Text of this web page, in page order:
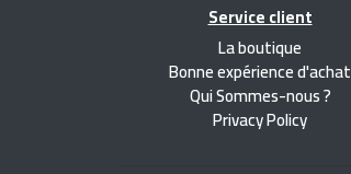
Service client
La boutique
Bonne expérience d'achat
Qui Sommes-nous ?
Privacy Policy